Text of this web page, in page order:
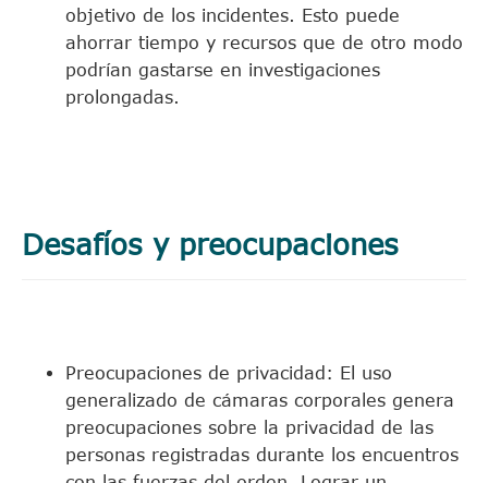
objetivo de los incidentes. Esto puede
ahorrar tiempo y recursos que de otro modo
podrían gastarse en investigaciones
prolongadas.
Desafíos y preocupaciones
Preocupaciones de privacidad: El uso
generalizado de cámaras corporales genera
preocupaciones sobre la privacidad de las
personas registradas durante los encuentros